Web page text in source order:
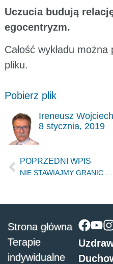
Uczucia budują
egocentryzm.
Całość wykładu
pliku.
Pobierz plik
Ireneusz
8 stycznia, 2019
POPRZEDNI WPIS
NIE STAWIAJMY GRANIC ODKUPIENIU – Łódź, 07.07.2018r.
Strona główna
Terapie
indywidualne